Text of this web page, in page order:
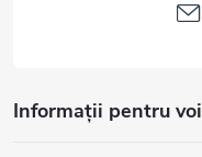
Informații pentru voi